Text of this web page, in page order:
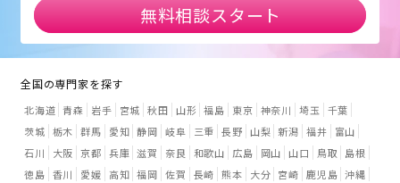
無料相談スタート
全国の専門家を探す
北海道 青森 岩手 宮城 秋田 山形 福島 東京 神奈川 埼玉
千葉
茨城 栃木 群馬 愛知 静岡 岐阜 三重 長野 山梨 新潟 福井
富山
石川
大阪 京都 兵庫 滋賀 奈良 和歌山 広島 岡山 山口 鳥取
島根
徳島 香川 愛媛 高知 福岡 佐賀 長崎 熊本 大分 宮崎 鹿児島 沖縄